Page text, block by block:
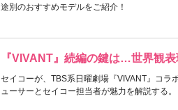
途別のおすすめモデルをご紹介！
『VIVANT』続編の鍵は…世界観
セイコーが、TBS系日曜劇場『VIVANT』コラ
ューサーとセイコー担当者が魅力を解説する。